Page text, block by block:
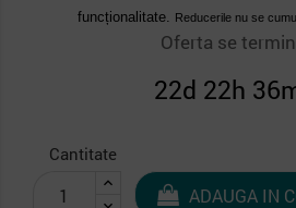
funcționalitate. Reducerile nu se
Oferta se
22d 22h
Cantitate
ADAUGA IN